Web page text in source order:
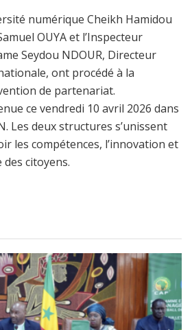
numérique Cheikh Hamidou
OUYA et l’Inspecteur
Seydou NDOUR, Directeur
ont procédé à la
de partenariat.
ce vendredi 10 avril 2026 dans
Les deux structures s’unissent
les compétences, l’innovation et
citoyens.